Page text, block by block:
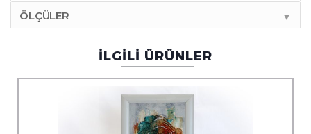
ÖLÇÜLER ▼
İLGİLİ ÜRÜNLER